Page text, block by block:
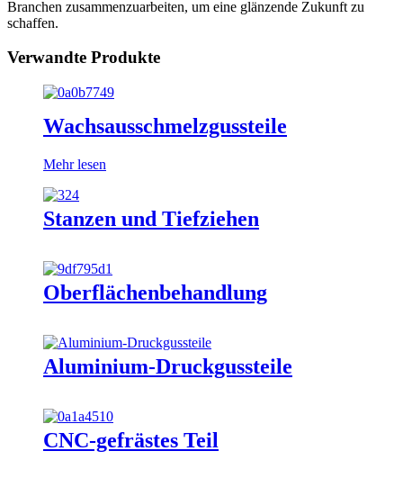
Branchen zusammenzuarbeiten, um eine glänzende Zukunft zu
schaffen.
Verwandte Produkte
Wachsausschmelzgussteile
Mehr lesen
Stanzen und Tiefziehen
Oberflächenbehandlung
Aluminium-Druckgussteile
CNC-gefrästes Teil